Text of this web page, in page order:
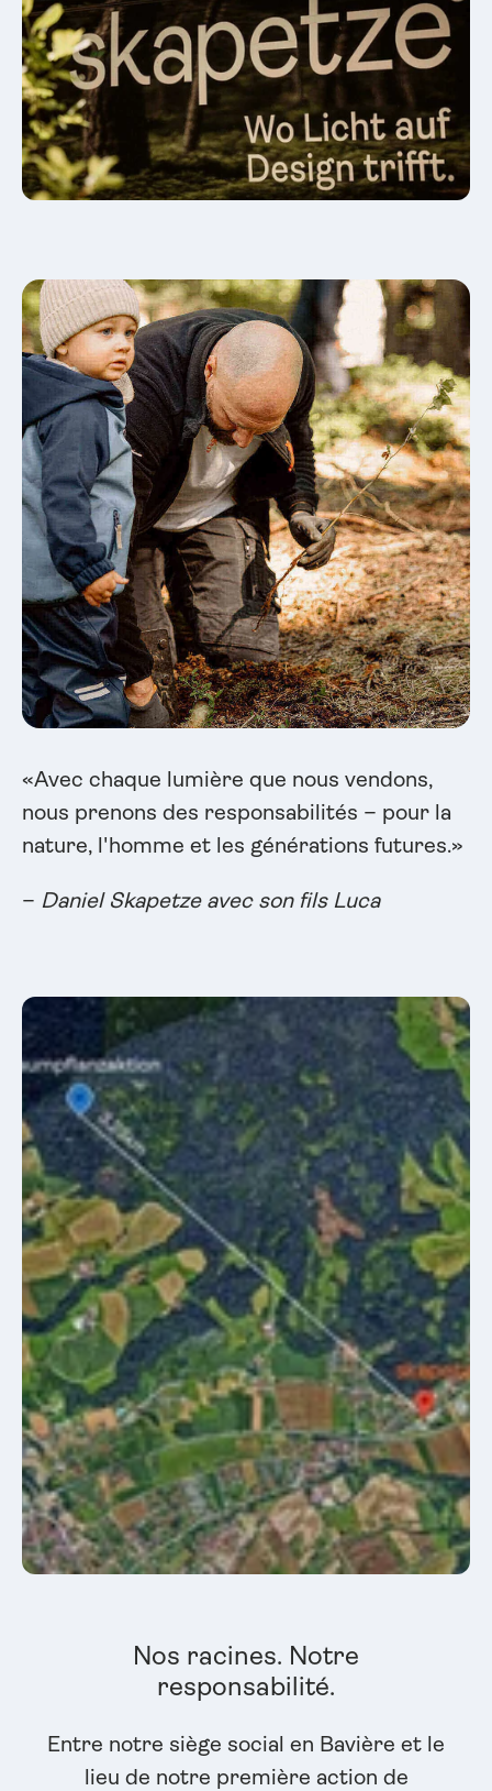
«Avec chaque lumière que nous vendons,
nous prenons des responsabilités – pour la
nature, l'homme et les générations futures.»
– Daniel Skapetze avec son fils Luca
Nos racines. Notre
responsabilité.
Entre notre siège social en Bavière et le
lieu de notre première action de